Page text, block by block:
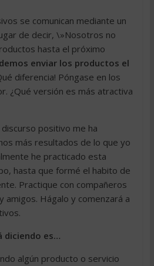
se comunican mediante un
de decir, \»Nosotros no
hasta el próximo
enviar los productos el
diferencia! Póngase en los
¿Qué versión es más atractiva
positivo me ha
más resultados de lo que yo
he practicado esta
hasta que formé el habito de
Practique con compañeros
amigos. Hágalo y comenzará a
es…
algún producto o servicio